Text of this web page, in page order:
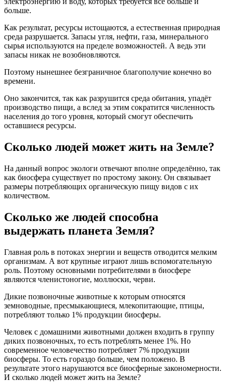
больше.
Как результат, ресурсы истощаются, а естественная природная
среда разрушается. Запасы угля, нефти, газа, минерального
сырья используются на пределе возможностей. А ведь эти
запасы никак не возобновляются.
Поэтому нынешнее безграничное благополучие конечно во
времени.
Оно закончится, так как разрушится среда обитания, упадёт
производство пищи, а вслед за этим сократится численность
населения до того уровня, который смогут обеспечить
оставшиеся ресурсы.
Сколько людей может жить на Земле?
На данный вопрос экологи отвечают вполне определённо, так
как биосфера существует по простому закону. Он связывает
размеры потребляющих органическую пищу видов с их
количеством.
Сколько же людей способна
выдержать планета Земля?
Главная роль в потоках энергии и веществ отводится мелким
организмам. А вот крупные играют лишь вспомогательную
роль. Поэтому основными потребителями в биосфере
являются членистоногие, моллюски, черви.
Дикие позвоночные животные к которым относятся
земноводные, пресмыкающиеся, млекопитающие, птицы,
потребляют только 1% продукции биосферы.
Человек с домашними животными должен входить в группу
диких позвоночных, то есть потреблять менее 1%. Но
современное человечество потребляет 7% продукции
биосферы. То есть гораздо больше, чем положено. В
результате этого нарушаются все биосферные закономерности.
И сколько людей может жить на Земле?